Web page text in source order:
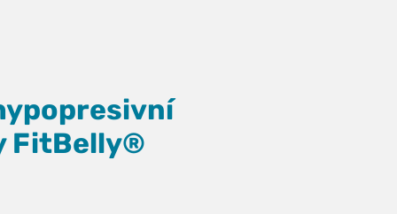
FitBelly®